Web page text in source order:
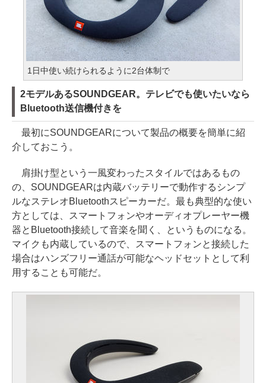
1日中使い続けられるように2台体制で
2モデルあるSOUNDGEAR。テレビでも使いたいなら
Bluetooth送信機付きを
最初にSOUNDGEARについて製品の概要を簡単に紹
介しておこう。
肩掛け型という一風変わったスタイルではあるもの
の、SOUNDGEARは内蔵バッテリーで動作するシンプ
ルなステレオBluetoothスピーカーだ。最も典型的な使い
方としては、スマートフォンやオーディオプレーヤー機
器とBluetooth接続して音楽を聞く、というものになる。
マイクも内蔵しているので、スマートフォンと接続した
場合はハンズフリー通話が可能なヘッドセットとして利
用することも可能だ。